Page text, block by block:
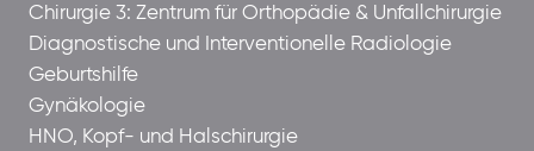
Chirurgie 3: Zentrum für Orthopädie & Unfallchirurgie
Diagnostische und Interventionelle Radiologie
Geburtshilfe
Gynäkologie
HNO, Kopf- und Halschirurgie